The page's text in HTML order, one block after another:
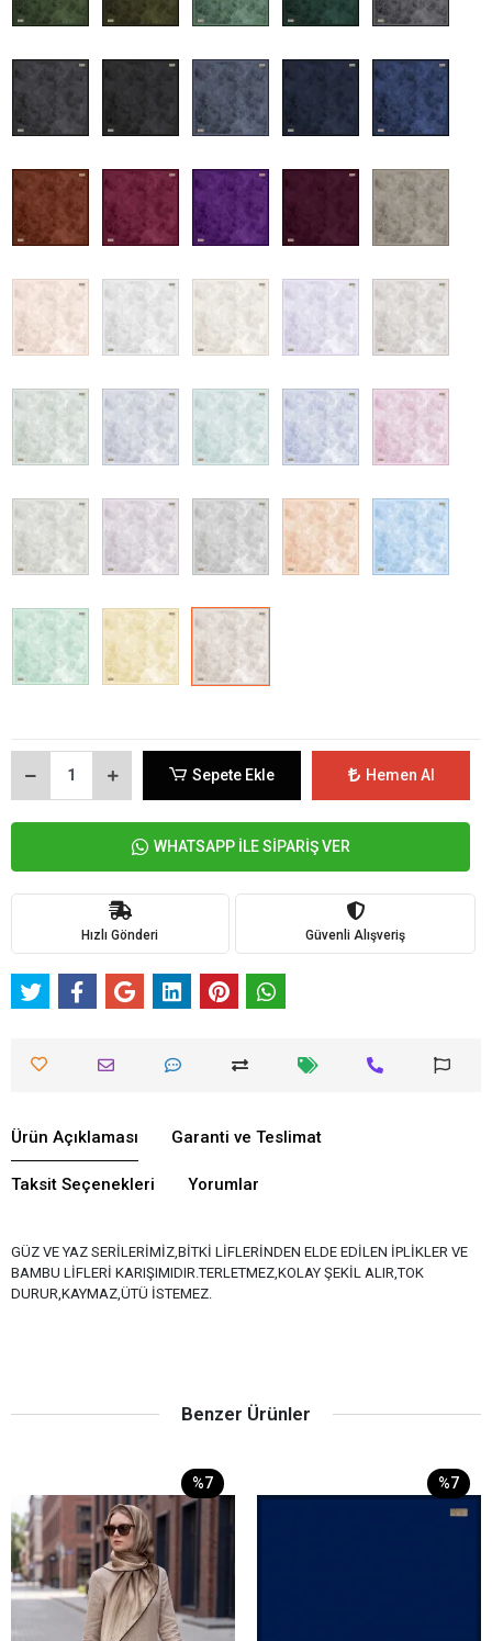
Sepete Ekle Hemen Al
WHATSAPP İLE SİPARİŞ VER
Hızlı Gönderi Güvenli Alışveriş
Ürün Açıklaması Garanti ve Teslimat
Taksit Seçenekleri Yorumlar
GÜZ VE YAZ SERİLERİMİZ,BİTKİ LİFLERİNDEN ELDE EDİLEN İPLİKLER VE
BAMBU LİFLERİ KARIŞIMIDIR.TERLETMEZ,KOLAY ŞEKİL ALIR,TOK
DURUR,KAYMAZ,ÜTÜ İSTEMEZ.
Benzer Ürünler
%7 %7